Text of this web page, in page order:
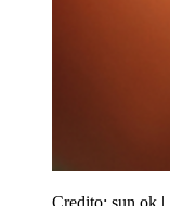
Credito: sun ok |